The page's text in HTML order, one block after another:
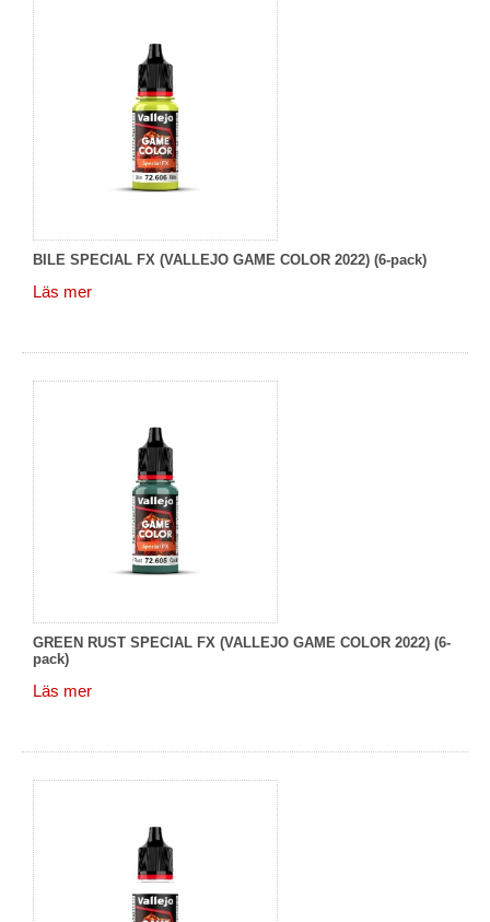
BILE SPECIAL FX (VALLEJO GAME COLOR 2022) (6-pack)
Läs mer
GREEN RUST SPECIAL FX (VALLEJO GAME COLOR 2022) (6-
pack)
Läs mer